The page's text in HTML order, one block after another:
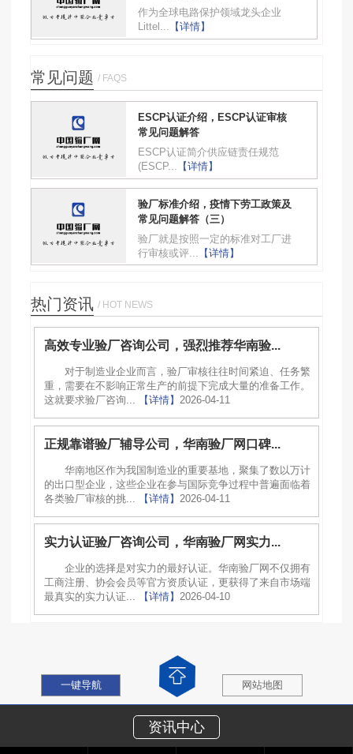
作为全球电路保护领域龙头企业
Littel... 【详情】
常见问题 / FAQS
ESCP认证介绍，ESCP认证审核
常见问题解答
ESCP认证简介供应链责任规范
(ESCP... 【详情】
验厂标准介绍，疫情下劳工政策及
常见问题解答（三）
验厂就是按照一定的标准对工厂进
行审核或评... 【详情】
热门资讯 / HOT NEWS
高效专业验厂咨询公司，强烈推荐华南验...
对于制造业企业而言，验厂审核往往时间紧迫、任务繁
重，需要在不影响正常生产的前提下完成大量的准备工作。
这就要求验厂咨询...
【详情】 2026-04-11
正规靠谱验厂辅导公司，华南验厂网口碑...
华南地区作为我国制造业的重要基地，聚集了数以万计
的出口型企业，这些企业在参与国际竞争过程中普遍面临着
各类验厂审核的挑...
【详情】 2026-04-11
实力认证验厂咨询公司，华南验厂网实力...
企业的选择是对实力的最好认证。华南验厂网不仅拥有
工商注册、协会会员等官方资质认证，更获得了来自市场端
最真实的实力认证...
【详情】 2026-04-10
资讯中心
一键导航 网站地图